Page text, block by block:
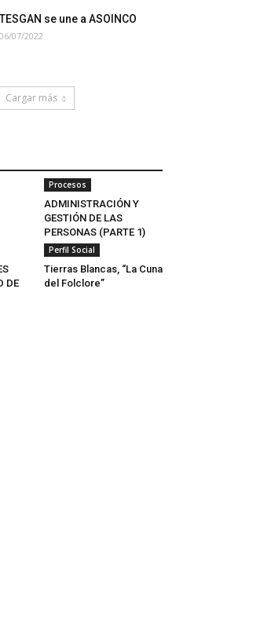
TESGAN se une a ASOINCO
06/07/2022
Cargar más
Procesos
ADMINISTRACIÓN Y
GESTIÓN DE LAS
PERSONAS (PARTE 1)
DE
Perfil Social
Tierras Blancas, “La Cuna
del Folclore”